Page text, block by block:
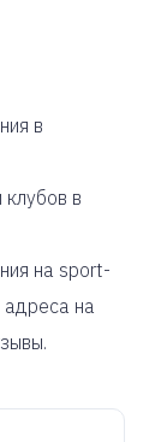
в
в
на sport-
на